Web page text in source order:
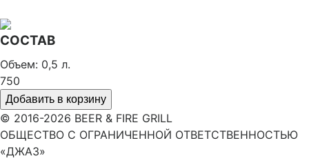
СОСТАВ
Объем: 0,5 л.
750
Добавить в корзину
© 2016-2026 BEER & FIRE GRILL
ОБЩЕСТВО С ОГРАНИЧЕННОЙ ОТВЕТСТВЕННОСТЬЮ
«ДЖАЗ»